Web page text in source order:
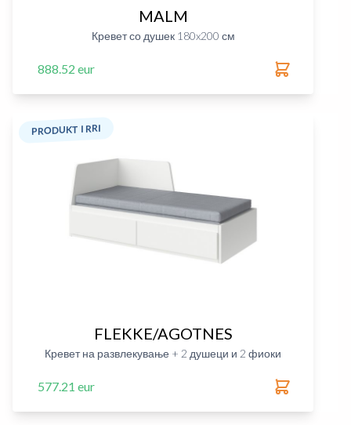
MALM
Кревет со душек 180x200 см
888.52 eur
PRODUKT I RRI
FLEKKE/AGOTNES
Кревет на развлекување + 2 душеци и 2 фиоки
577.21 eur